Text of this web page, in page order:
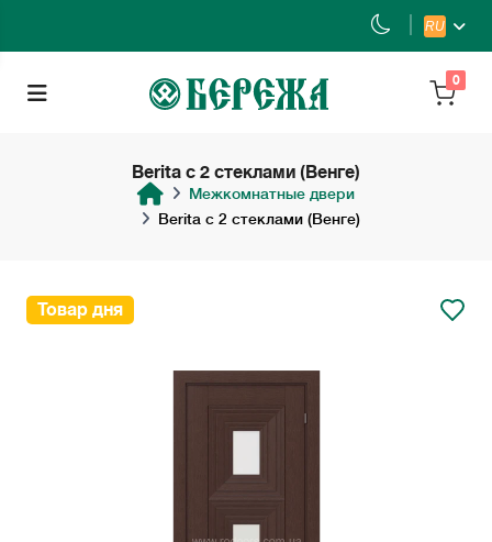
RU
0
Berita с 2 стеклами (Венге)
Межкомнатные двери
Berita с 2 стеклами (Венге)
Товар дня